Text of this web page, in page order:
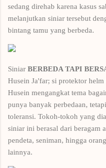
sedang direhab karena kasus
melanjutkan siniar tersebut
bintang tamu yang berbeda.
Siniar BERBEDA TAPI
Husein Ja'far; si protektor helm
Husein mengangkat tema
punya banyak perbedaan,
toleransi. Tokoh-tokoh yang
siniar ini berasal dari beragam
pendeta, seniman, hingga
lainnya.